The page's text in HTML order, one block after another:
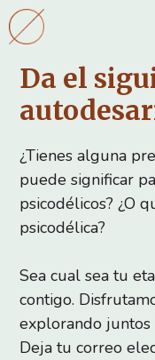
Saltar
al
Da el
¿Tienes alguna
puede significar
psicodélicos? ¿O
psicodélica?
Sea cual sea tu
contigo.
explorando
Deja tu correo